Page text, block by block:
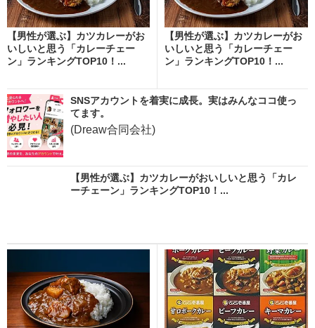
【男性が選ぶ】カツカレーがお
いしいと思う「カレーチェー
ン」ランキングTOP10！...
【男性が選ぶ】カツカレーがお
いしいと思う「カレーチェー
ン」ランキングTOP10！...
SNSアカウントを着実に成長。実はみんなココ使っ
てます。
(Dreaw合同会社)
【男性が選ぶ】カツカレーがおいしいと思う「カレ
ーチェーン」ランキングTOP10！...